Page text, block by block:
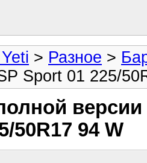
> Разное >
Sport 01 225/
50R17 94 W